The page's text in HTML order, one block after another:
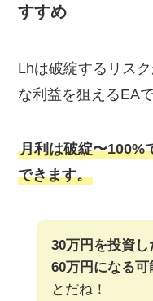
すすめ
Lhは破綻するリス
な利益を狙えるEAで
月利は破綻〜100%
できます。
30万円を投資
60万円になる可
とだね！